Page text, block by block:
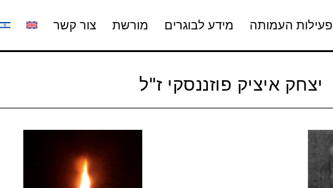
פעילות העמותה מידע לבוגרים מורשת צור קשר
יצחק איציק פוזננסקי ז"ל